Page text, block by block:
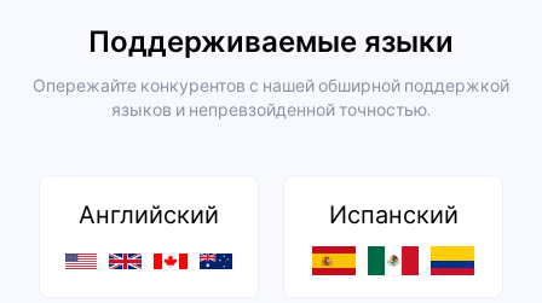
Поддерживаемые языки
Опережайте конкурентов с нашей обширной поддержкой
языков и непревзойденной точностью.
Английский Испанский